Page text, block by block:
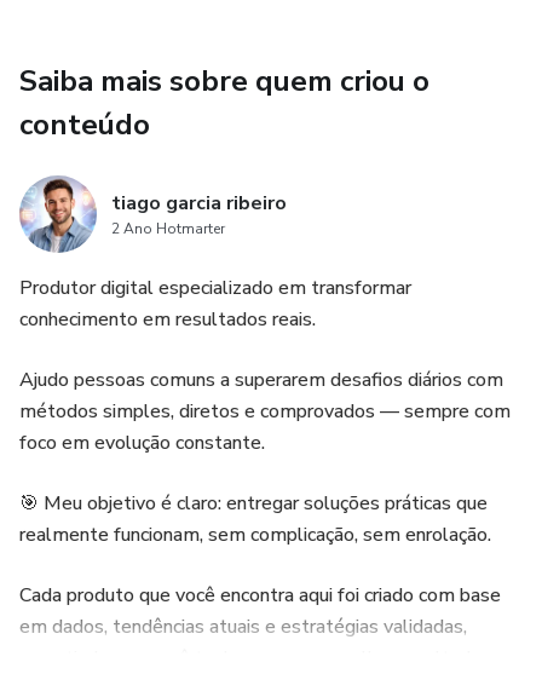
Estudos de caso reais que mostram que qualquer pessoa
pode transformar sua vida
Além disso, incluí BÔNUS especiais:
Checklist Semanal de Saúde – organize seus hábitos e
acompanhe resultados
rotina diária
💡 Para quem é este e-book:
Quem quer energia e disposição todos os dias
Quem deseja construir hábitos saudáveis de forma
Saiba mais sobre quem criou o
conteúdo
tiago garcia ribeiro
2 Ano Hotmarter
Produtor digital especializado em transformar
conhecimento em resultados reais.
Ajudo pessoas comuns a superarem desafios diários com
métodos simples, diretos e comprovados — sempre com
foco em evolução constante.
🎯 Meu objetivo é claro: entregar soluções práticas que
realmente funcionam, sem complicação, sem enrolação.
Cada produto que você encontra aqui foi criado com base
em dados, tendências atuais e estratégias validadas,